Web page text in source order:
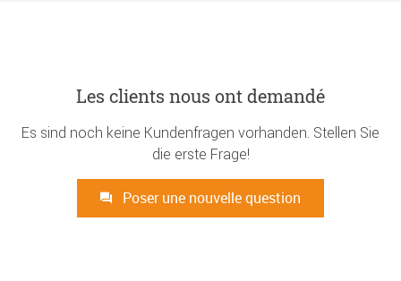
Les clients nous ont demandé
Es sind noch keine Kundenfragen vorhanden. Stellen Sie
die erste Frage!
Poser une nouvelle question